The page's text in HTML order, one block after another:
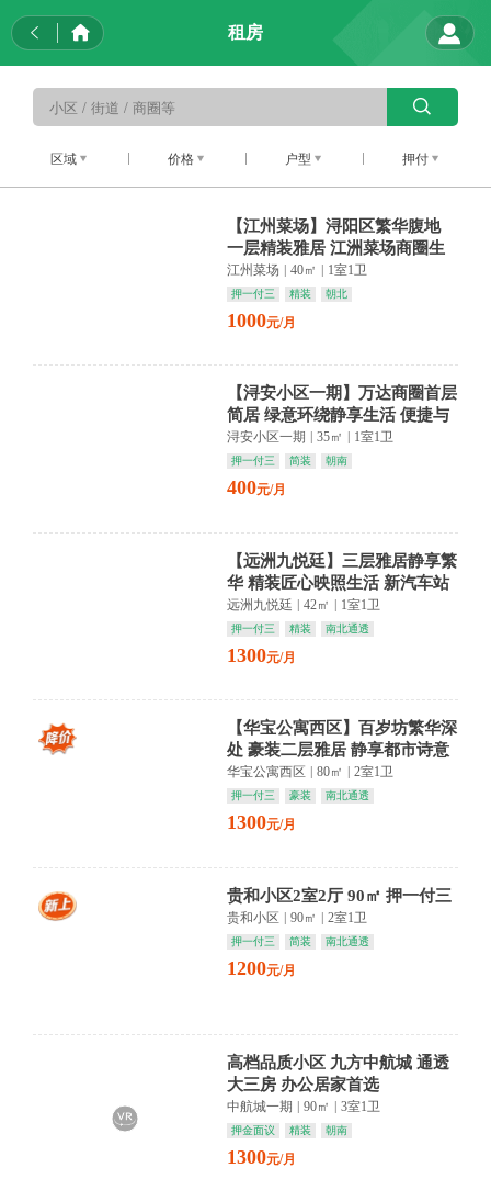
租房
区域 价格 户型 押付
【江州菜场】浔阳区繁华腹地
一层精装雅居 江洲菜场商圈生
活触手可及
江州菜场 40㎡ 1室1卫
押一付三 精装 朝北
1000元/月
【浔安小区一期】万达商圈首层
简居 绿意环绕静享生活 便捷与
宁静共融
浔安小区一期 35㎡ 1室1卫
押一付三 简装 朝南
400元/月
【远洲九悦廷】三层雅居静享繁
华 精装匠心映照生活 新汽车站
商圈便捷随行
远洲九悦廷 42㎡ 1室1卫
押一付三 精装 南北通透
1300元/月
【华宝公寓西区】百岁坊繁华深
处 豪装二层雅居 静享都市诗意
栖居
华宝公寓西区 80㎡ 2室1卫
押一付三 豪装 南北通透
1300元/月
贵和小区2室2厅 90㎡ 押一付三
贵和小区 | 90㎡ | 2室1卫
押一付三 简装 南北通透
1200元/月
高档品质小区 九方中航城 通透
大三房 办公居家首选
中航城一期 90㎡ 3室1卫
押金面议 精装 朝南
1300元/月